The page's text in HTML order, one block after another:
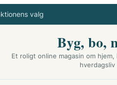
valg
Byg, bo,
Et roligt online magasin om
hverdagsliv